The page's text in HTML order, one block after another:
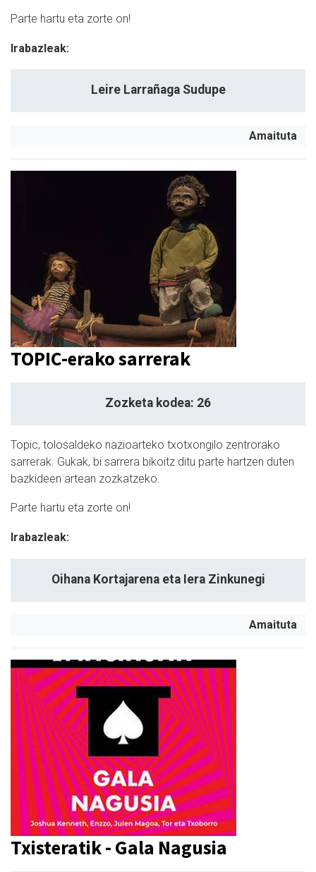
Parte hartu eta zorte on!
Irabazleak:
Leire Larrañaga Sudupe
Amaituta
TOPIC-erako sarrerak
Zozketa kodea: 26
Topic, tolosaldeko nazioarteko txotxongilo zentrorako
sarrerak. Gukak, bi sarrera bikoitz ditu parte hartzen duten
bazkideen artean zozkatzeko.
Parte hartu eta zorte on!
Irabazleak:
Oihana Kortajarena eta Iera Zinkunegi
Amaituta
Txisteratik - Gala Nagusia